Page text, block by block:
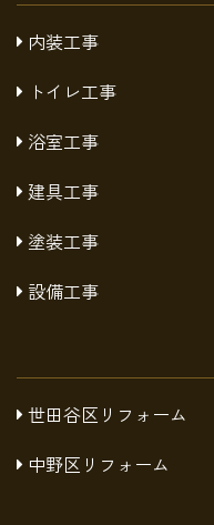
内装工事
トイレ工事
浴室工事
建具工事
塗装工事
設備工事
世田谷区リフォーム
中野区リフォーム